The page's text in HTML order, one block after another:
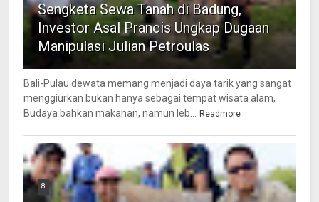
Sengketa Sewa Tanah di Badung,
Investor Asal Prancis Ungkap Dugaan
Manipulasi Julian Petroulas
Bali-Pulau dewata memang menjadi daya tarik yang sangat
menggiurkan bukan hanya sebagai tempat wisata alam,
Budaya bahkan makanan, namun leb... Readmore
8